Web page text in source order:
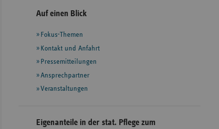
Seitennavigation
Seitenleiste
weiteren
Informationen
Auf einen Blick
Fokus-Themen
Kontakt und Anfahrt
Pressemitteilungen
Ansprechpartner
Veranstaltungen
Eigenanteile in der stat. Pflege zum